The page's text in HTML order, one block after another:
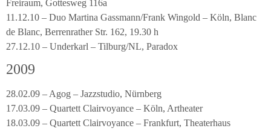
Freiraum, Gottesweg 116a
11.12.10 – Duo Martina Gassmann/Frank Wingold – Köln, Blanc
de Blanc, Berrenrather Str. 162, 19.30 h
27.12.10 – Underkarl – Tilburg/NL, Paradox
2009
28.02.09 – Agog – Jazzstudio, Nürnberg
17.03.09 – Quartett Clairvoyance – Köln, Artheater
18.03.09 – Quartett Clairvoyance – Frankfurt, Theaterhaus